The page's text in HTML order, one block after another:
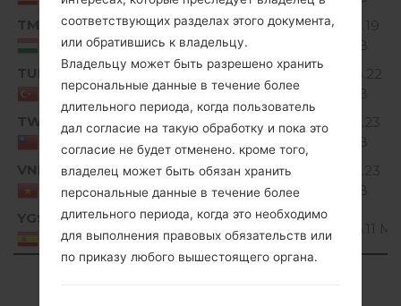
TMH
Hungary
V10C_00.kdz
135.19
MiB
TUR
Turkey
V10B_00.kdz
Unknown
145.22
MiB
TWN
Taiwan
V10H_00.kdz
Unknown
137.23
MiB
VNM
Viet Nam
V10H_00.kdz
Unknown
137.23
MiB
YGS
Spain
V10H_00.kdz
Unknown 136.11
соответствующих разделах этого документа,
или обратившись к владельцу.
Владельцу может быть разрешено хранить
персональные данные в течение более
длительного периода, когда пользователь
дал согласие на такую обработку и пока это
согласие не будет отменено. кроме того,
владелец может быть обязан хранить
персональные данные в течение более
длительного периода, когда это необходимо
для выполнения правовых обязательств или
по приказу любого вышестоящего органа.